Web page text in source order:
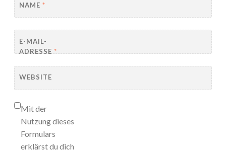
NAME *
E-MAIL-
ADRESSE *
WEBSITE
Mit der
Nutzung dieses
Formulars
erklärst du dich